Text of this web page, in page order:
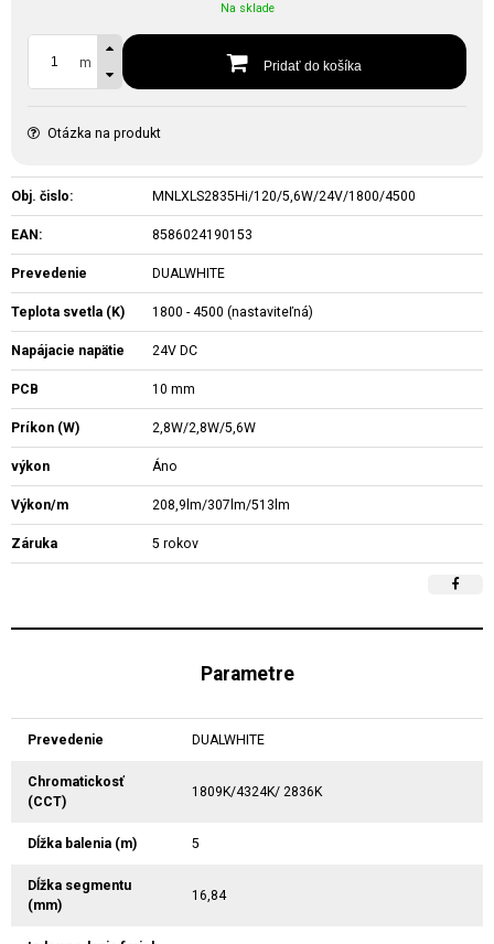
Na sklade
m Pridať do košíka
Otázka na produkt
Obj. čislo: MNLXLS2835Hi/120/5,6W/24V/1800/4500
EAN: 8586024190153
Prevedenie DUALWHITE
Teplota svetla (K) 1800 - 4500 (nastaviteľná)
Napájacie napätie 24V DC
PCB 10 mm
Príkon (W) 2,8W/2,8W/5,6W
výkon Áno
Výkon/m 208,9lm/307lm/513lm
Záruka 5 rokov
Parametre
Prevedenie DUALWHITE
Chromatickosť
(CCT)
1809K/4324K/ 2836K
Dĺžka balenia (m) 5
Dĺžka segmentu
(mm)
16,84